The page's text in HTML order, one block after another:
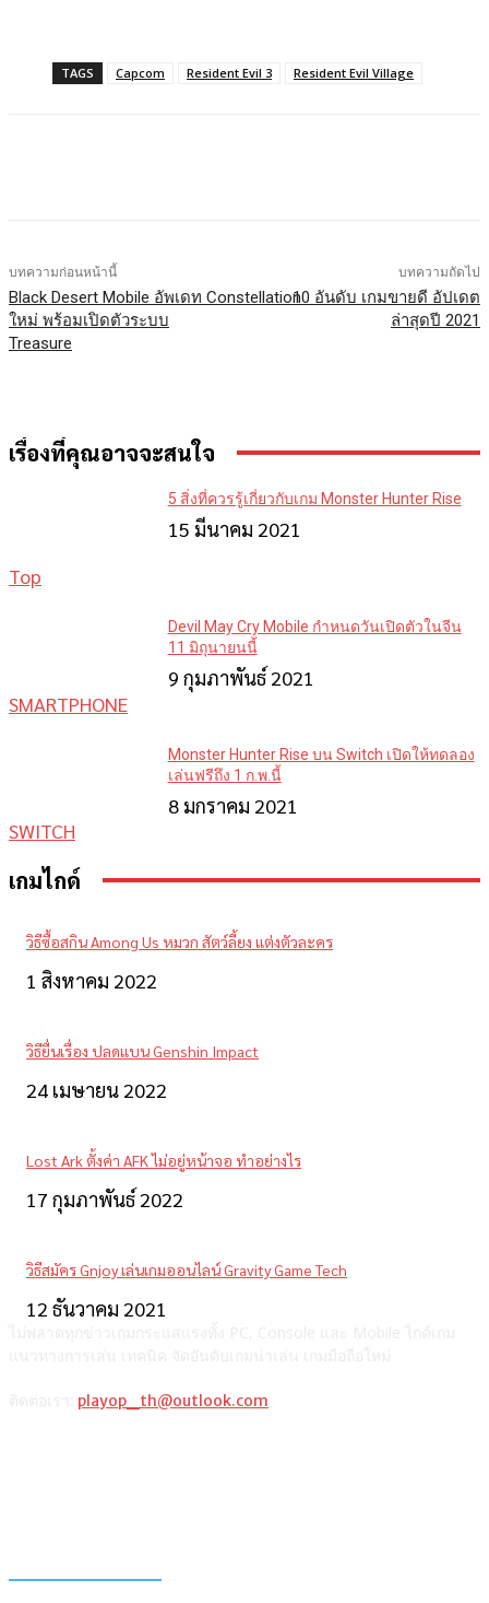
TAGS Capcom Resident Evil 3 Resident Evil Village
บทความก่อนหน้านี้
Black Desert Mobile อัพเดท Constellation
ใหม่ พร้อมเปิดตัวระบบ
Treasure
บทความถัดไป
10 อันดับ เกมขายดี อัปเดต
ล่าสุดปี 2021
เรื่องที่คุณอาจจะสนใจ
Top
5 สิ่งที่ควรรู้เกี่ยวกับเกม Monster Hunter Rise
15 มีนาคม 2021
SMARTPHONE
Devil May Cry Mobile กำหนดวันเปิดตัวในจีน
11 มิถุนายนนี้
9 กุมภาพันธ์ 2021
SWITCH
Monster Hunter Rise บน Switch เปิดให้ทดลอง
เล่นฟรีถึง 1 ก.พ.นี้
8 มกราคม 2021
เกมไกด์
วิธีซื้อสกิน Among Us หมวก สัตว์ลี้ยง แต่งตัวละคร
1 สิงหาคม 2022
วิธียื่นเรื่อง ปลดแบน Genshin Impact
24 เมษายน 2022
Lost Ark ตั้งค่า AFK ไม่อยู่หน้าจอ ทำอย่างไร
17 กุมภาพันธ์ 2022
วิธีสมัคร Gnjoy เล่นเกมออนไลน์ Gravity Game Tech
12 ธันวาคม 2021
playop_th@outlook.com